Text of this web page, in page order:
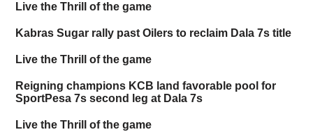
Live the Thrill of the game
Kabras Sugar rally past Oilers to reclaim Dala 7s title
Live the Thrill of the game
Reigning champions KCB land favorable pool for
SportPesa 7s second leg at Dala 7s
Live the Thrill of the game